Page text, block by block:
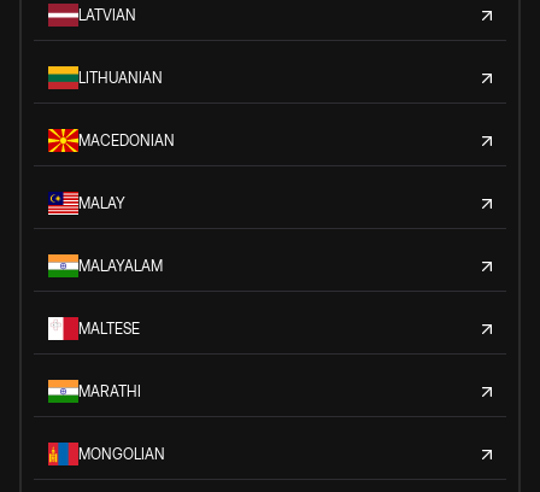
LATVIAN
LITHUANIAN
MACEDONIAN
MALAY
MALAYALAM
MALTESE
MARATHI
MONGOLIAN